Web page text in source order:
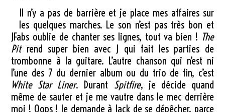
Il n’y a pas de barrière et je place mes affaires sur
les quelques marches. Le son n’est pas très bon et
JFabs oublie de chanter ses lignes, tout va bien ! The
Pitrend super bien avec J qui fait les parties de
trombonne à la guitare. L’autre chanson qui n’est ni
l’une des 7 du dernier album ou du trio de fin, c’est
White Star Liner. Durant Spitfire, je décide quand
même de sauter et je me vautre dans le mec derrière
moi ! Oops ! Je demande à Jack de se dépêcher, parce